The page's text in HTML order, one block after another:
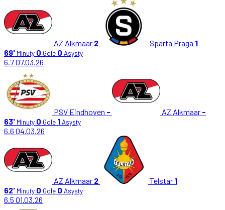
AZ Alkmaar 2 Sparta Praga 1
69' Minuty 0 Gole 0 Asysty
6.707.03.26
PSV Eindhoven - AZ Alkmaar -
63' Minuty 0 Gole 1Asysty
6.6 04.03.26
AZ Alkmaar 2 Telstar 1
62' Minuty 0 Gole 0 Asysty
6.5 01.03.26